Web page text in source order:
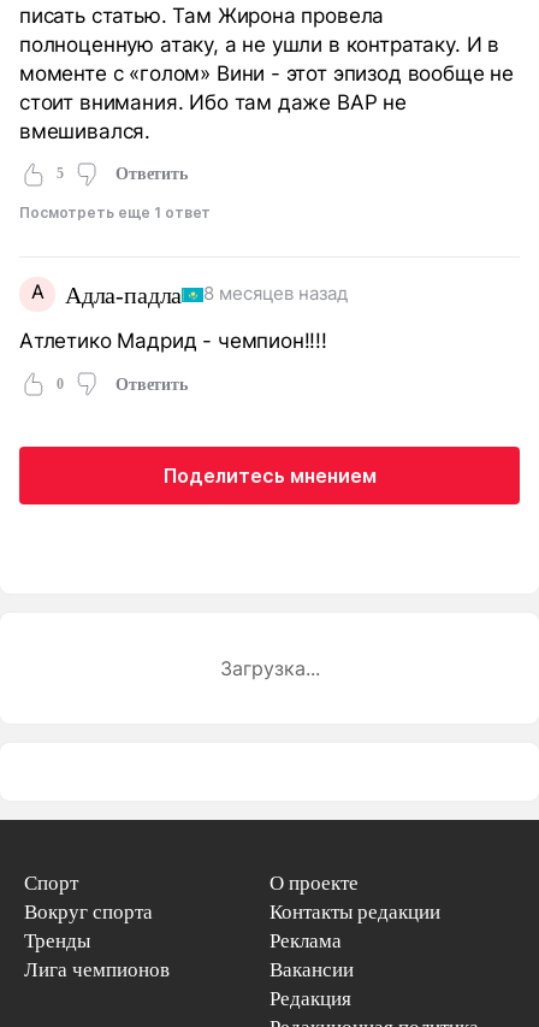
писать статью. Там Жирона провела
полноценную атаку, а не ушли в контратаку. И в
моменте с «голом» Вини - этот эпизод вообще не
стоит внимания. Ибо там даже ВАР не
вмешивался.
5 Ответить
Посмотреть еще 1 ответ
А Адла-падла 8 месяцев назад
Атлетико Мадрид - чемпион!!!!
0 Ответить
Поделитесь мнением
Загрузка...
Спорт
Вокруг спорта
Тренды
Лига чемпионов
О проекте
Контакты редакции
Реклама
Вакансии
Редакция